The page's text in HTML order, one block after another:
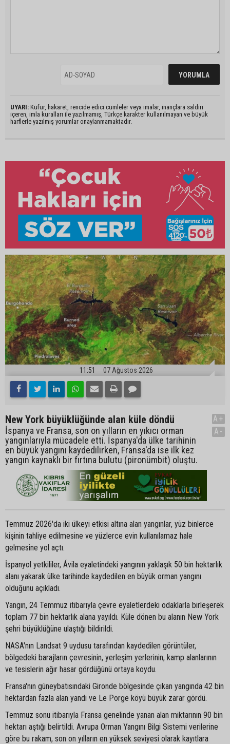
UYARI: Küfür, hakaret, rencide edici cümleler veya imalar, inançlara saldırı
içeren, imla kuralları ile yazılmamış, Türkçe karakter kullanılmayan ve büyük
harflerle yazılmış yorumlar onaylanmamaktadır.
11:51 07 Ağustos 2026
New York büyüklüğünde alan küle döndü
İspanya ve Fransa, son on yılların en yıkıcı orman
yangınlarıyla mücadele etti. İspanya'da ülke tarihinin
en büyük yangını kaydedilirken, Fransa'da ise ilk kez
yangın kaynaklı bir fırtına bulutu (pironümbit) oluştu.
A+
A-
Temmuz 2026'da iki ülkeyi etkisi altına alan yangınlar, yüz binlerce
kişinin tahliye edilmesine ve yüzlerce evin kullanılamaz hale
gelmesine yol açtı.
İspanyol yetkililer, Ávila eyaletindeki yangının yaklaşık 50 bin hektarlık
alanı yakarak ülke tarihinde kaydedilen en büyük orman yangını
olduğunu açıkladı.
Yangın, 24 Temmuz itibarıyla çevre eyaletlerdeki odaklarla birleşerek
toplam 77 bin hektarlık alana yayıldı. Küle dönen bu alanın New York
şehri büyüklüğüne ulaştığı bildirildi.
NASA'nın Landsat 9 uydusu tarafından kaydedilen görüntüler,
bölgedeki barajların çevresinin, yerleşim yerlerinin, kamp alanlarının
ve tesislerin ağır hasar gördüğünü ortaya koydu.
Fransa'nın güneybatısındaki Gironde bölgesinde çıkan yangında 42 bin
hektardan fazla alan yandı ve Le Porge köyü büyük zarar gördü.
Temmuz sonu itibarıyla Fransa genelinde yanan alan miktarının 90 bin
hektarı aştığı belirtildi. Avrupa Orman Yangını Bilgi Sistemi verilerine
göre bu rakam, son on yılların en yüksek seviyesi olarak kayıtlara